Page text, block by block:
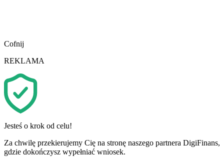
Cofnij
REKLAMA
Jesteś o krok od celu!
Za chwilę przekierujemy Cię na stronę naszego partnera DigiFinans,
gdzie dokończysz wypełniać wniosek.